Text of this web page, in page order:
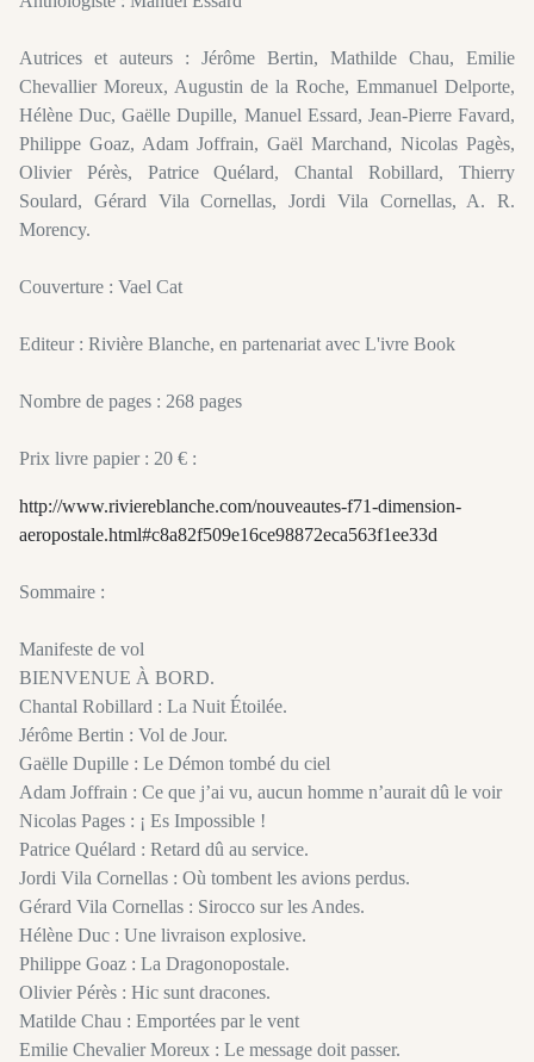
Autrices et auteurs : Jérôme Bertin, Mathilde Chau, Emilie
Chevallier Moreux, Augustin de la Roche, Emmanuel Delporte,
Hélène Duc, Gaëlle Dupille, Manuel Essard, Jean-Pierre Favard,
Philippe Goaz, Adam Joffrain, Gaël Marchand, Nicolas Pagès,
Olivier Pérès, Patrice Quélard, Chantal Robillard, Thierry
Soulard, Gérard Vila Cornellas, Jordi Vila Cornellas, A. R.
Morency.
Couverture : Vael Cat
Editeur : Rivière Blanche, en partenariat avec L'ivre Book
Nombre de pages : 268 pages
Prix livre papier : 20 € :
http://www.riviereblanche.com/nouveautes-f71-dimension-
aeropostale.html#c8a82f509e16ce98872eca563f1ee33d
Sommaire :
Manifeste de vol
BIENVENUE À BORD.
Chantal Robillard : La Nuit Étoilée.
Jérôme Bertin : Vol de Jour.
Gaëlle Dupille : Le Démon tombé du ciel
Adam Joffrain : Ce que j’ai vu, aucun homme n’aurait dû le voir
Nicolas Pages : ¡ Es Impossible !
Patrice Quélard : Retard dû au service.
Jordi Vila Cornellas : Où tombent les avions perdus.
Gérard Vila Cornellas : Sirocco sur les Andes.
Hélène Duc : Une livraison explosive.
Philippe Goaz : La Dragonopostale.
Olivier Pérès : Hic sunt dracones.
Matilde Chau : Emportées par le vent
Emilie Chevalier Moreux : Le message doit passer.